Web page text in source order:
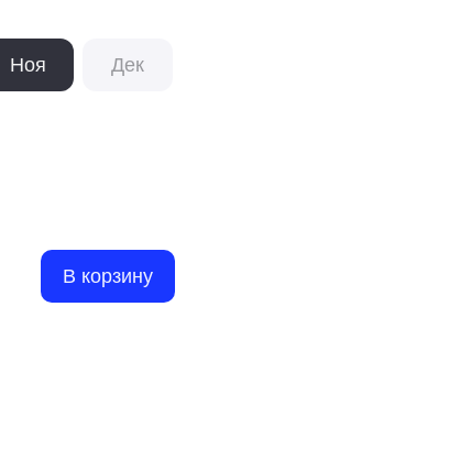
Ноя Дек
В корзину